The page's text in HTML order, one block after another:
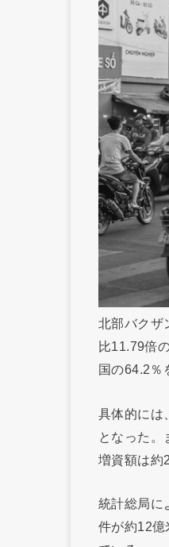
北部バクザ
比11.79倍
国の64.2％
具体的には
となった。
増資額は約
統計総局に
件が約12億